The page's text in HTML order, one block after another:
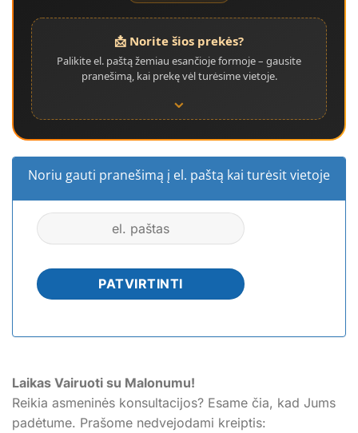
📩 Norite šios prekės?
Palikite el. paštą žemiau esančioje formoje – gausite
pranešimą, kai prekę vėl turėsime vietoje.
⌄
Noriu gauti pranešimą į el. paštą kai turėsit vietoje
Laikas Vairuoti su Malonumu!
Reikia asmeninės konsultacijos? Esame čia, kad Jums
padėtume. Prašome nedvejodami kreiptis: